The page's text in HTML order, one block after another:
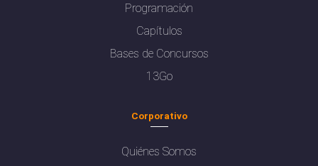
Programación
Capítulos
Bases de Concursos
13Go
Corporativo
Quiénes Somos